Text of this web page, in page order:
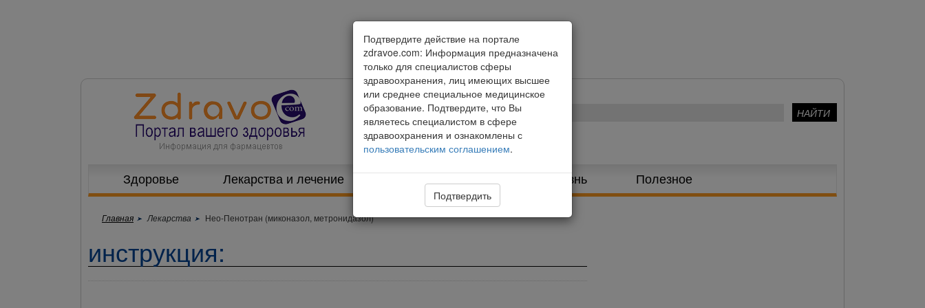
Здоровье Лекарства и лечение Питание и диета Здоровая жизнь Полезное
Главная Лекарства Нео-Пенотран (миконазол, метронидазол)
инструкция:
Подтвердите действие на портале
zdravoe.com: Информация предназначена
только для специалистов сферы
здравоохранения, лиц имеющих высшее
или среднее специальное медицинское
образование. Подтвердите, что Вы
являетесь специалистом в сфере
здравоохранения и ознакомлены с
пользовательским соглашением.
Подтвердить